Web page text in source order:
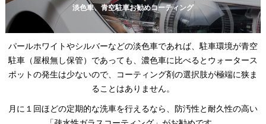
淡色車、青空駐車お勧めコーティング
パールホワイトやシルバーなどの淡色車であれば、駐車環境が青空
駐車（屋根無し保管）であっても、濃色車に比べるとウォータース
ポットの発生は少ないので、コーティング剤の選択肢が極端に狭ま
ることはありません。
月に１回ほどの定期的な洗車を行えるなら、防汚性と耐久性の高い